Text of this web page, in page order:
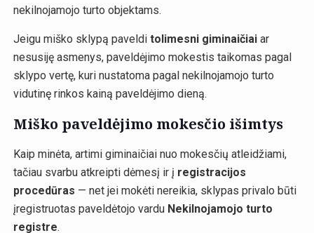
nekilnojamojo turto objektams.
Jeigu miško sklypą pavelditolimesni giminaičiai ar
nesusiję asmenys, paveldėjimo mokestis taikomas pagal
sklypo vertę, kuri nustatoma pagal nekilnojamojo turto
vidutinę rinkos kainą paveldėjimo dieną.
Miško paveldėjimo mokesčio išimtys
Kaip minėta, artimi giminaičiai nuo mokesčių atleidžiami,
tačiau svarbu atkreipti dėmesį ir į registracijos
procedūras — net jei mokėti nereikia, sklypas privalo būti
įregistruotas paveldėtojo vardu Nekilnojamojo turto
registre.